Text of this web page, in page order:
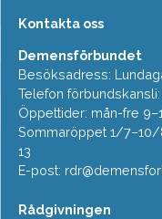
Kontakta oss
Demensförbundet
Besöksadress:
Telefon
Öppettider: mån-fre
Sommaröppet 1/7–10/
13
E-post:
Rådgivningen